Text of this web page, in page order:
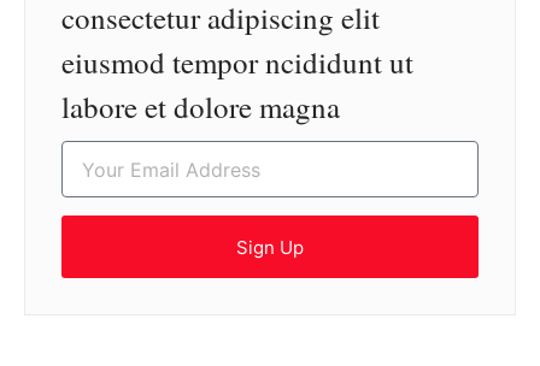
consectetur adipiscing elit
eiusmod tempor ncididunt ut
labore et dolore magna
Sign Up